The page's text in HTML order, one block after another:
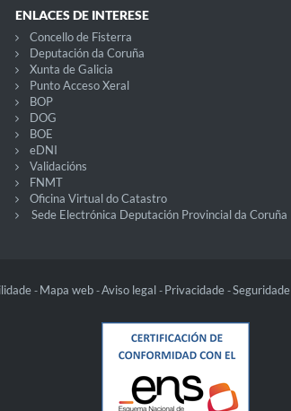
ENLACES DE INTERESE
Concello de Fisterra
Deputación da Coruña
Xunta de Galicia
Punto Acceso Xeral
BOP
DOG
BOE
eDNI
Validacións
FNMT
Oficina Virtual do Catastro
Sede Electrónica Deputación Provincial da Coruña
- Mapa web -Aviso legal - Privacidade -Seguridade